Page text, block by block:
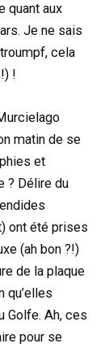
quant aux
Je ne sais
cela
!
matin de se
et
? Délire du
ont été prises
(ah bon ?!)
de la plaque
qu’elles
Golfe. Ah, ces
pour se